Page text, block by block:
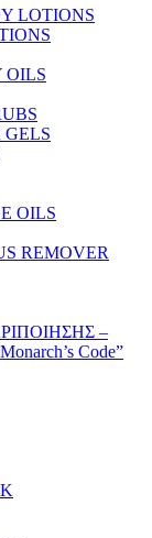
LOTIONS
OILS
REMOVER
–
Code”